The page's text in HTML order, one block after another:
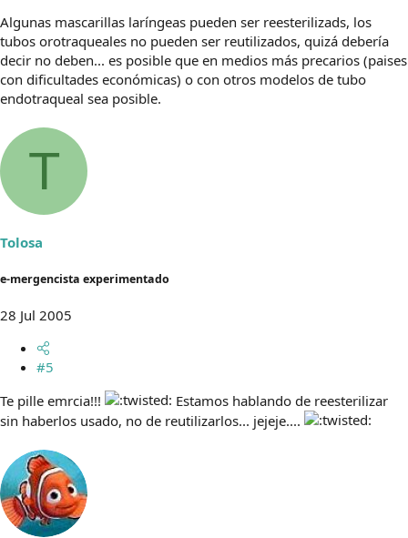
Algunas mascarillas laríngeas pueden ser reesterilizads, los
tubos orotraqueales no pueden ser reutilizados, quizá debería
decir no deben... es posible que en medios más precarios (paises
con dificultades económicas) o con otros modelos de tubo
endotraqueal sea posible.
T
Tolosa
e-mergencista experimentado
28 Jul 2005
#5
Te pille emrcia!!!
Estamos hablando de reesterilizar
sin haberlos usado, no de reutilizarlos... jejeje....